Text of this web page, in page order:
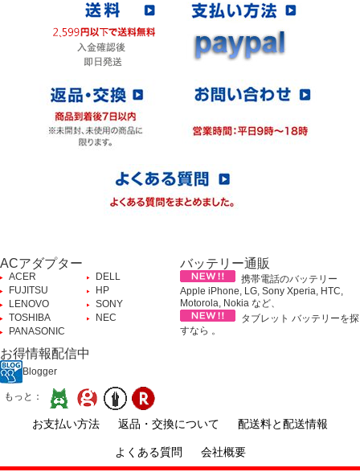
ACアダプター
ACER
DELL
FUJITSU
HP
LENOVO
SONY
TOSHIBA
NEC
PANASONIC
バッテリー通販
携帯電話のバッテリー
Apple iPhone, LG, Sony Xperia, HTC,
Motorola, Nokia など、
タブレット バッテリーを探
すなら 。
お得情報配信中
Blogger
もっと：
お支払い方法 返品・交換について 配送料と配送情報
よくある質問 会社概要